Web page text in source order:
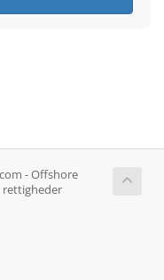
- Offshore
rettigheder